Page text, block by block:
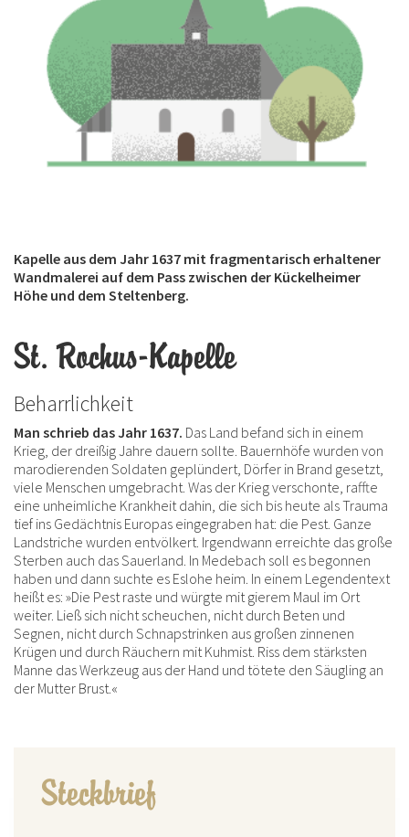
Kapelle aus dem Jahr 1637 mit fragmentarisch erhaltener
Wandmalerei auf dem Pass zwischen der Kückelheimer
Höhe und dem Steltenberg.
St. Rochus-Kapelle
Beharrlichkeit
Man schrieb das Jahr 1637. Das Land befand sich in einem
Krieg, der dreißig Jahre dauern sollte. Bauernhöfe wurden von
marodierenden Soldaten geplündert, Dörfer in Brand gesetzt,
viele Menschen umgebracht. Was der Krieg verschonte, raffte
eine unheimliche Krankheit dahin, die sich bis heute als Trauma
tief ins Gedächtnis Europas eingegraben hat: die Pest. Ganze
Landstriche wurden entvölkert. Irgendwann erreichte das große
Sterben auch das Sauerland. In Medebach soll es begonnen
haben und dann suchte es Eslohe heim. In einem Legendentext
heißt es: »Die Pest raste und würgte mit gierem Maul im Ort
weiter. Ließ sich nicht scheuchen, nicht durch Beten und
Segnen, nicht durch Schnapstrinken aus großen zinnenen
Krügen und durch Räuchern mit Kuhmist. Riss dem stärksten
Manne das Werkzeug aus der Hand und tötete den Säugling an
der Mutter Brust.«
Steckbrief